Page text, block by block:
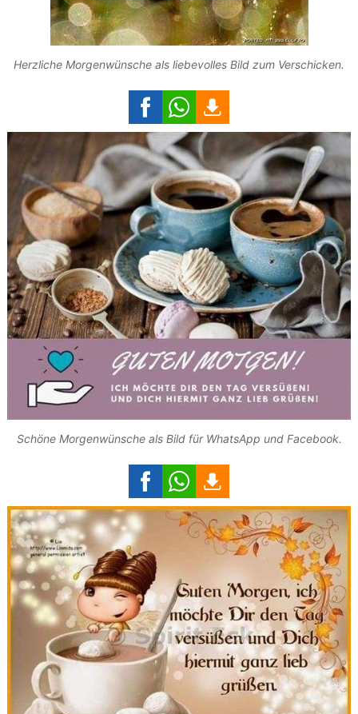
Herzliche Morgenwünsche als liebevolles Bild zum Verschicken.
Schöne Morgenwünsche als Bild für WhatsApp und Facebook.